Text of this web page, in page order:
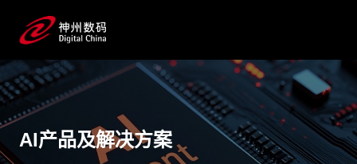
AI产品及解决方案